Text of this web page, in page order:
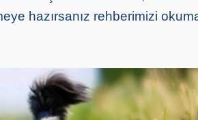
hazırsanız rehberimizi